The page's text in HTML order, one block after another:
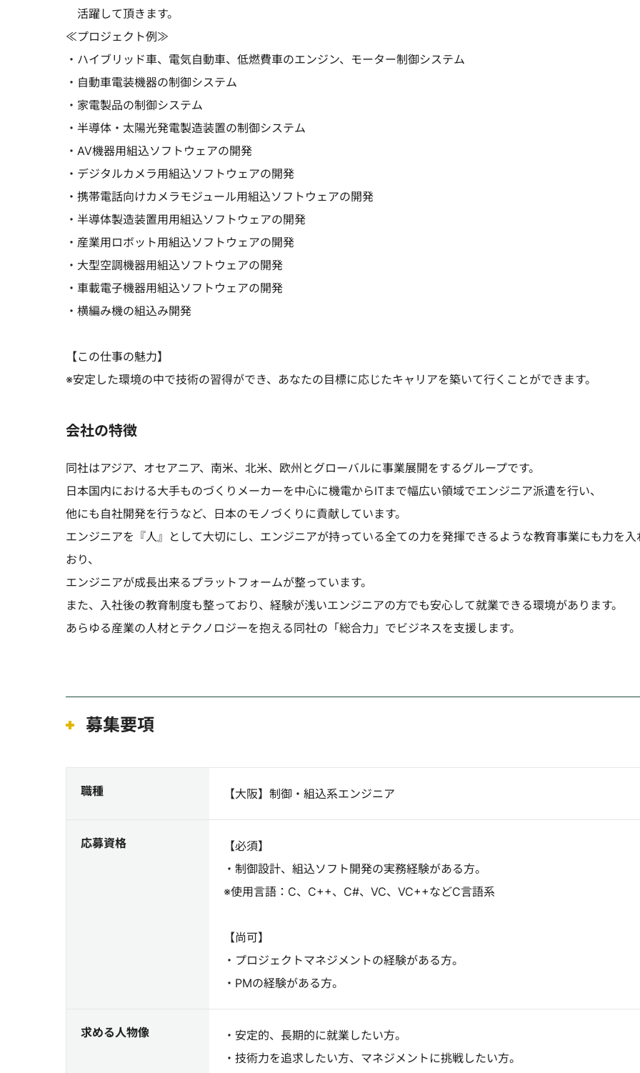
活躍して頂きます。
≪プロジェクト例≫
・ハイブリッド車、電気自動車、低燃費車のエンジン、モーター制御システム
・自動車電装機器の制御システム
・家電製品の制御システム
・半導体・太陽光発電製造装置の制御システム
・AV機器用組込ソフトウェアの開発
・デジタルカメラ用組込ソフトウェアの開発
・携帯電話向けカメラモジュール用組込ソフトウェアの開発
・半導体製造装置用用組込ソフトウェアの開発
・産業用ロボット用組込ソフトウェアの開発
・大型空調機器用組込ソフトウェアの開発
・車載電子機器用組込ソフトウェアの開発
・横編み機の組込み開発
【この仕事の魅力】
※安定した環境の中で技術の習得ができ、あなたの目標に応じたキャリアを築いて行くことができます。
会社の特徴
同社はアジア、オセアニア、南米、北米、欧州とグローバルに事業展開をするグループです。
日本国内における大手ものづくりメーカーを中心に機電からITまで幅広い領域でエンジニア派遣を行い、
他にも自社開発を行うなど、日本のモノづくりに貢献しています。
エンジニアを『人』として大切にし、エンジニアが持っている全ての力を発揮できるような教育事業にも力を入
おり、
エンジニアが成長出来るプラットフォームが整っています。
また、入社後の教育制度も整っており、経験が浅いエンジニアの方でも安心して就業できる環境があります。
あらゆる産業の人材とテクノロジーを抱える同社の「総合力」でビジネスを支援します。
募集要項
職種 【大阪】制御・組込系エンジニア
応募資格
【必須】
・制御設計、組込ソフト開発の実務経験がある方。
※使用言語：C、C++、C#、VC、VC++などC言語系
【尚可】
・プロジェクトマネジメントの経験がある方。
・PMの経験がある方。
求める人物像
・安定的、長期的に就業したい方。
・技術力を追求したい方、マネジメントに挑戦したい方。